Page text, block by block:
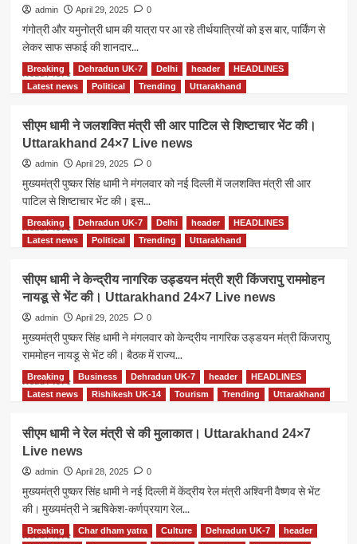
धाम
कपाट
श्रद्धालुओं
लिए
24×7
Live
news
admin April 29, 2025 0
गंगोत्री और यमुनोत्री धाम की यात्रा पर आ रहे तीर्थयात्रियों को इस बार, पार्किंग से
लेकर साफ सफाई की शानदार...
Read MoreRead
more
चारधाम
यात्रा
के
लिए
तैयार
उत्तरकाशी
जिला
प्रशासन।
Uttarakhand
news
Breaking Dehradun UK-7 Delhi header
HEADLINES
Latest news
Political Trending Uttarakhand
सीएम धामी ने जलशक्ति मंत्री सी आर पाटिल से शिष्टाचार भेंट की।
Uttarakhand 24×7 Live news
admin April 29, 2025 0
मुख्यमंत्री पुष्कर सिंह धामी ने मंगलवार को नई दिल्ली में जलशक्ति मंत्री सी आर
पाटिल से शिष्टाचार भेंट की। इस...
Read MoreRead
more
सीएम
धामी
ने
जलशक्ति
मंत्री
आर
पाटिल
से
की।
Uttarakhand
24×7
news
Breaking Dehradun UK-7 Delhi header
HEADLINES
Latest news
Political Trending Uttarakhand
सीएम धामी ने केन्द्रीय नागरिक उड्डयन मंत्री श्री किंजरापु राममोहन
नायडू से भेंट की। Uttarakhand 24×7 Live news
admin April 29, 2025 0
मुख्यमंत्री पुष्कर सिंह धामी ने मंगलवार को केन्द्रीय नागरिक उड्डयन मंत्री किंजरापु
राममोहन नायडू से भेंट की। बैठक में राज्य...
Read MoreRead
more
सीएम
धामी
ने
केन्द्रीय
नागरिक
उड्डयन
मंत्री
श्री
Breaking Business Dehradun UK-7 header
HEADLINES
Latest news
Rishikesh UK-14 Tourism Trending Uttarakhand
सीएम धामी ने रेल मंत्री से की मुलाकात। Uttarakhand 24×7
Live news
admin April 28, 2025 0
मुख्यमंत्री पुष्कर सिंह धामी ने नई दिल्ली में केंद्रीय रेल मंत्री अश्विनी वैष्णव से भेंट
की। मुख्यमंत्री ने ऋषिकेश-कर्णप्रयाग रेल...
Read MoreRead
Breaking Char dham yatra Culture Dehradun UK-7
header